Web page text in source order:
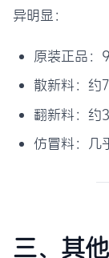
异明显：
原装正品：
散新料：约
翻新料：
仿冒料：几
三、其